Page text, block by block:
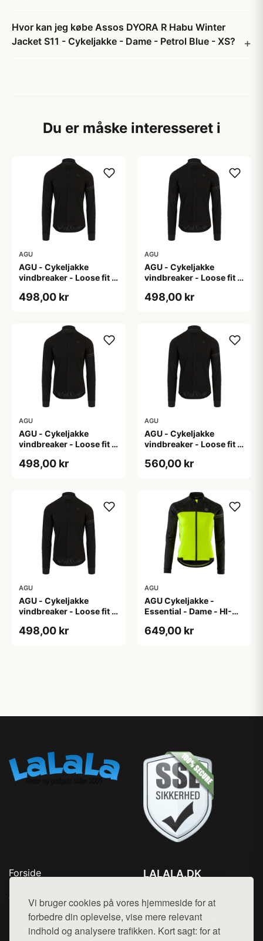
Vi bruger cookies på vores hjemmeside for at
forbedre din oplevelse, vise mere relevant
indhold og analysere trafikken. Kort sagt: for at
Hvor kan jeg købe Assos DYORA R Habu Winter
Jacket S11 - Cykeljakke - Dame - Petrol Blue - XS?
Du er måske interesseret i
AGU
AGU - Cykeljakke
vindbreaker - Loose fit -
498,00 kr
AGU
AGU - Cykeljakke
vindbreaker - Loose fit -
498,00 kr
AGU
AGU - Cykeljakke
vindbreaker - Loose fit -
498,00 kr
AGU
AGU - Cykeljakke
vindbreaker - Loose fit -
560,00 kr
AGU
AGU - Cykeljakke
vindbreaker - Loose fit -
498,00 kr
AGU
AGU Cykeljakke -
Essential - Dame - HI-
649,00 kr
Forside
Top Rabatter
Blog
Kontakt
LALALA.DK
Mail: hej@want.dk
Cookie- og privatlivspolitik